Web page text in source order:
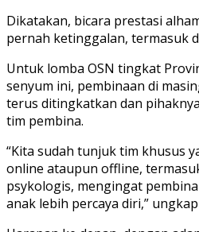
Dikatakan, bicara prestasi
pernah ketinggalan, termasuk
Untuk lomba OSN tingkat
senyum ini, pembinaan di
terus ditingkatkan dan
tim pembina.
“Kita sudah tunjuk tim khusus
online ataupun offline,
psykologis, mengingat
anak lebih percaya diri,”